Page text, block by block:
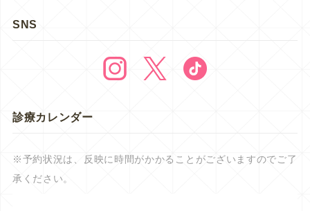
SNS
診療カレンダー
※予約状況は、反映に時間がかかることがございますのでご了
承ください。